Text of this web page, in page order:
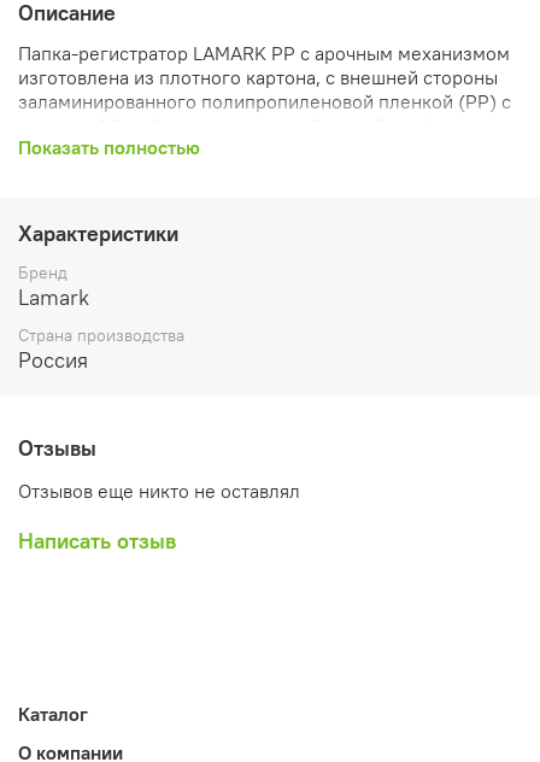
Описание
Папка-регистратор LAMARK РР с арочным механизмом
изготовлена из плотного картона, с внешней стороны
заламинированного полипропиленовой пленкой (РР) с
цифровым полем для классификации на левой стороне.
50 мм. Вместимость до 300 листов формата А4. Нижние
края защищены металлическим кантом, что сохраняет
папку при длительной интенсивной эксплуатации.
Карман со сменной индексной вставкой на корешке.
Показать полностью
Характеристики
Бренд
Lamark
Страна производства
Россия
Отзывы
Отзывов еще никто не оставлял
Написать отзыв
Каталог
О компании